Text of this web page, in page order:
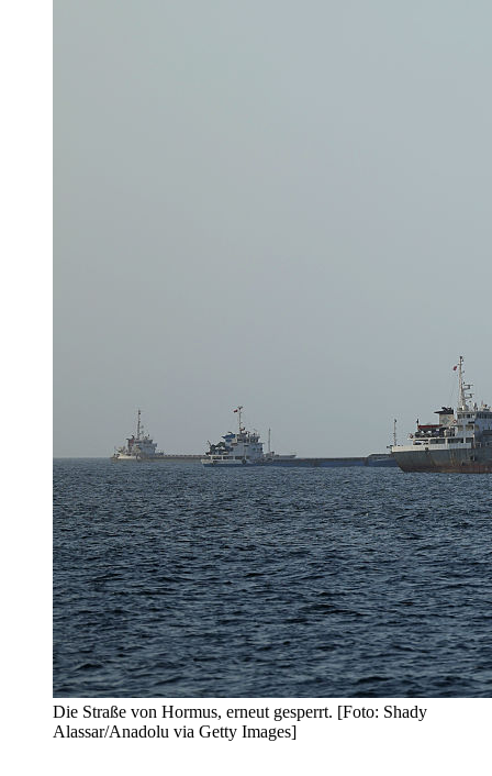
Die Straße von Hormus, erneut gesperrt. [Foto: Shady
Alassar/Anadolu via Getty Images]